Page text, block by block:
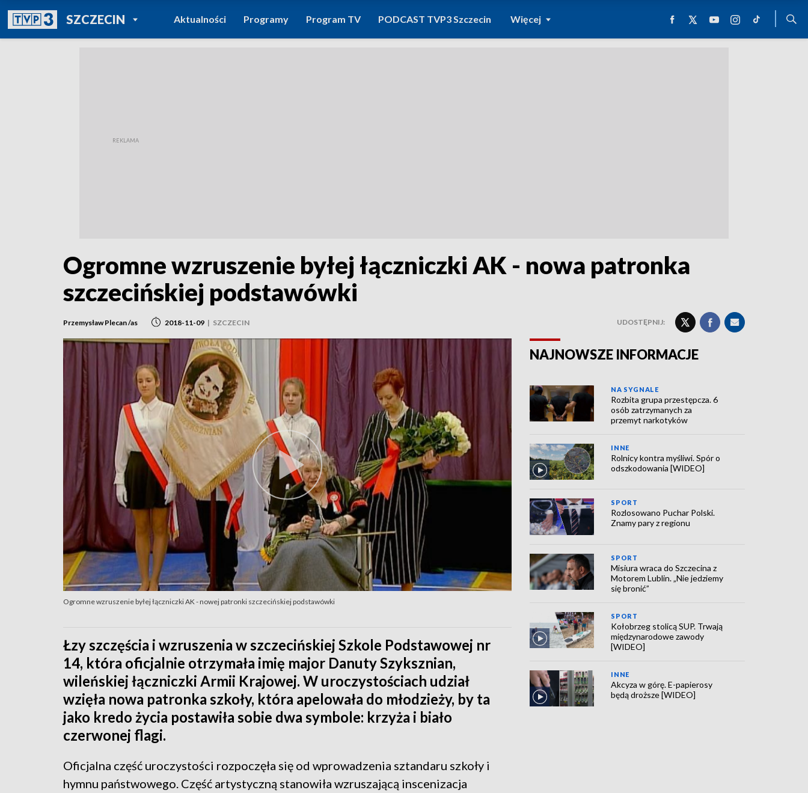
SZCZECINPOWRÓT DO
TVP REGIONY
Aktualności Programy Program TV PODCAST TVP3 Szczecin Więcej
Ogromne wzruszenie byłej łączniczki AK - nowa patronka
szczecińskiej podstawówki
Przemysław Plecan /as 2018-11-09 | SZCZECIN UDOSTĘPNIJ:
Ogromne wzruszenie byłej łączniczki AK - nowej patronki szczecińskiej podstawówki
Łzy szczęścia i wzruszenia w szczecińskiej Szkole Podstawowej nr
14, która oficjalnie otrzymała imię major Danuty Szyksznian,
wileńskiej łączniczki Armii Krajowej. W uroczystościach udział
wzięła nowa patronka szkoły, która apelowała do młodzieży, by ta
jako kredo życia postawiła sobie dwa symbole: krzyża i biało
czerwonej flagi.
Oficjalna część uroczystości rozpoczęła się od wprowadzenia sztandaru szkoły i
hymnu państwowego. Część artystyczną stanowiła wzruszającą inscenizacja
NAJNOWSZE INFORMACJE
NA SYGNALE
Rozbita grupa przestępcza. 6
osób zatrzymanych za
przemyt narkotyków
INNE
Rolnicy kontra myśliwi. Spór o
odszkodowania [WIDEO]
SPORT
Rozlosowano Puchar Polski.
Znamy pary z regionu
SPORT
Misiura wraca do Szczecina z
Motorem Lublin. „Nie jedziemy
się bronić”
SPORT
Kołobrzeg stolicą SUP. Trwają
międzynarodowe zawody
[WIDEO]
INNE
Akcyza w górę. E-papierosy
będą droższe [WIDEO]